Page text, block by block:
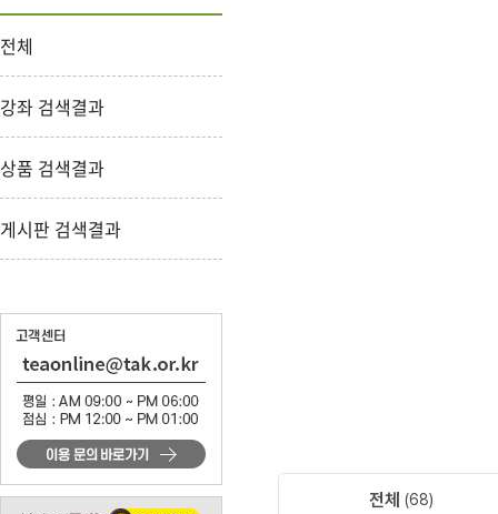
전체 68
전체
강좌 검색결과
상품 검색결과
게시판 검색결과